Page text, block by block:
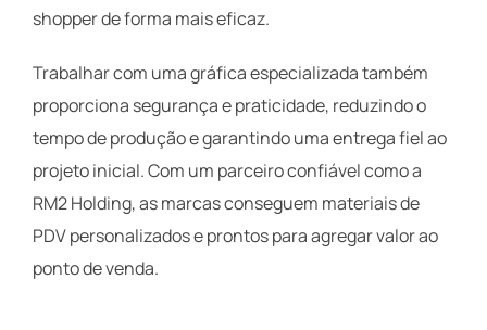
shopper de forma mais eficaz.
Trabalhar com uma gráfica especializada também
proporciona segurança e praticidade, reduzindo o
tempo de produção e garantindo uma entrega fiel ao
projeto inicial. Com um parceiro confiável como a
RM2 Holding, as marcas conseguem materiais de
PDV personalizados e prontos para agregar valor ao
ponto de venda.